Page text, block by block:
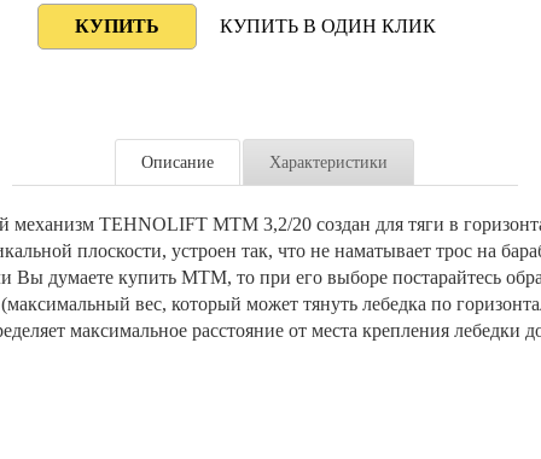
КУПИТЬ В ОДИН КЛИК
Описание Характеристики
механизм TEHNOLIFT МТМ 3,2/20 создан для тяги в
плоскости, устроен так, что не наматывает трос на
Вы думаете купить МТМ, то при его выборе постарайтесь
вес, который может тянуть лебедка по
максимальное расстояние от места крепления лебедки